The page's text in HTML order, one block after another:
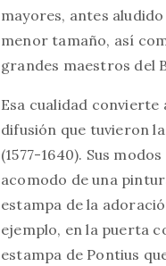
mayores, antes
menor tamaño, así
grandes maestros del
Esa cualidad
difusión que tuvieron
(1577-1640). Sus
acomodo de una
estampa de la
ejemplo, en la puerta
estampa de Pontius